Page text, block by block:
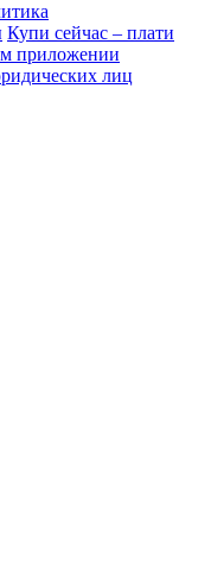
Купи сейчас – плати
приложении
лиц